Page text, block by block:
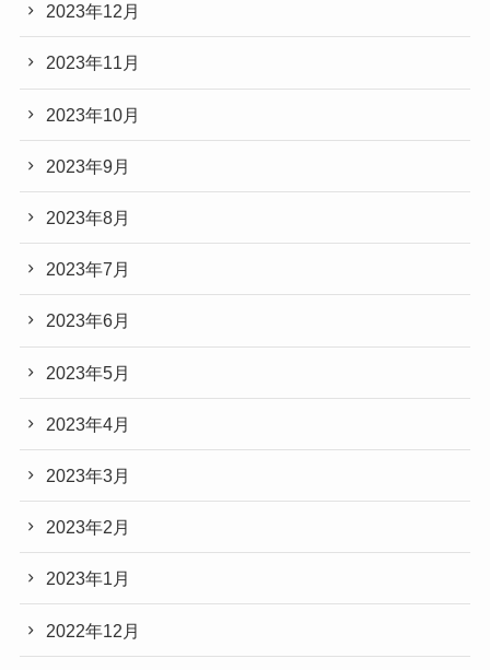
2023年12月
2023年11月
2023年10月
2023年9月
2023年8月
2023年7月
2023年6月
2023年5月
2023年4月
2023年3月
2023年2月
2023年1月
2022年12月